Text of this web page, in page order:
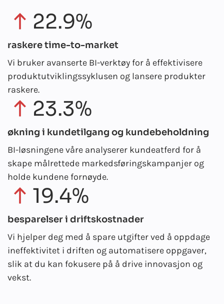
22.9%
raskere time-to-market
Vi bruker avanserte BI-verktøy for å effektivisere
produktutviklingssyklusen og lansere produkter
raskere.
23.3%
økning i kundetilgang og kundebeholdning
BI-løsningene våre analyserer kundeatferd for å
skape målrettede markedsføringskampanjer og
holde kundene fornøyde.
19.4%
besparelser i driftskostnader
Vi hjelper deg med å spare utgifter ved å oppdage
ineffektivitet i driften og automatisere oppgaver,
slik at du kan fokusere på å drive innovasjon og
vekst.